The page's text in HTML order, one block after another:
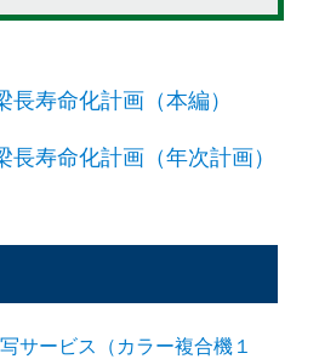
寿命化計画（本編）
長寿命化計画（年次計画）
サービス（カラー複合機１